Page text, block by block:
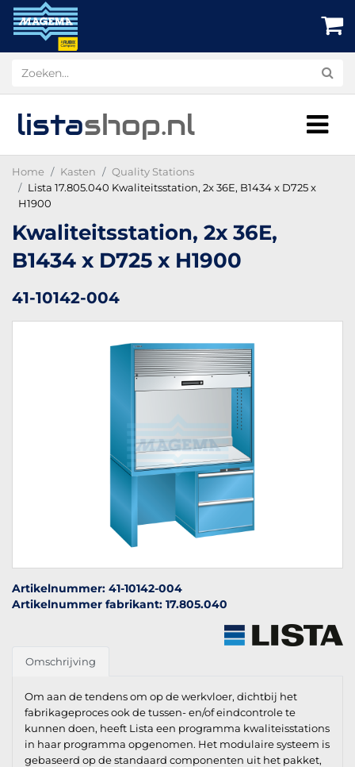
listashop.nl
Home Kasten
Quality Stations
Lista 17.805.040 Kwaliteitsstation, 2x 36E, B1434 x D725 x
H1900
Kwaliteitsstation, 2x 36E,
B1434 x D725 x H1900
41-10142-004
Artikelnummer: 41-10142-004
Artikelnummer fabrikant: 17.805.040
Omschrijving
Om aan de tendens om op de werkvloer, dichtbij het
fabrikageproces ook de tussen- en/of eindcontrole te
kunnen doen, heeft Lista een programma kwaliteisstations
in haar programma opgenomen. Het modulaire systeem is
gebaseerd op de standaard componenten uit het pakket,